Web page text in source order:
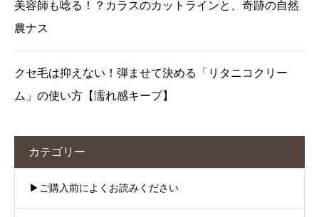
美容師も唸る！？カラスのカットラインと、奇跡の自然
農ナス
クセ毛は抑えない！弾ませて決める「リタニコクリー
ム」の使い方【濡れ感キープ】
カテゴリー
▶︎ご購入前によくお読みください